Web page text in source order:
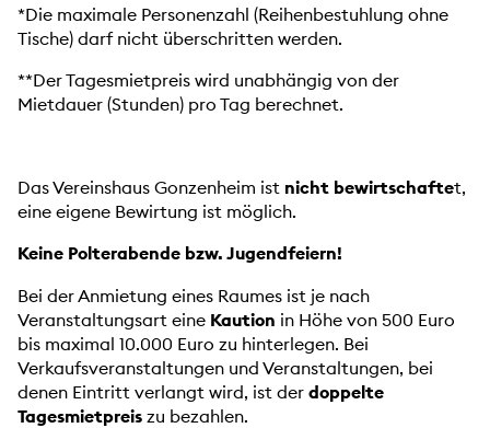
*Die maximale Personenzahl (Reihenbestuhlung ohne
Tische) darf nicht überschritten werden.
**Der Tagesmietpreis wird unabhängig von der
Mietdauer (Stunden) pro Tag berechnet.
Das Vereinshaus Gonzenheim ist nicht bewirtschaftet,
eine eigene Bewirtung ist möglich.
Keine Polterabende bzw. Jugendfeiern!
Bei der Anmietung eines Raumes ist je nach
Veranstaltungsart eine Kaution in Höhe von 500 Euro
bis maximal 10.000 Euro zu hinterlegen. Bei
Verkaufsveranstaltungen und Veranstaltungen, bei
denen Eintritt verlangt wird, ist der doppelte
Tagesmietpreis zu bezahlen.